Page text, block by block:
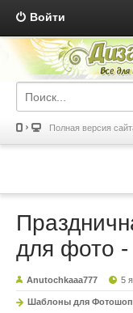
Войти
Полная версия
для фото -
Anutochkaaa777 5
Шаблоны для Фотошоп